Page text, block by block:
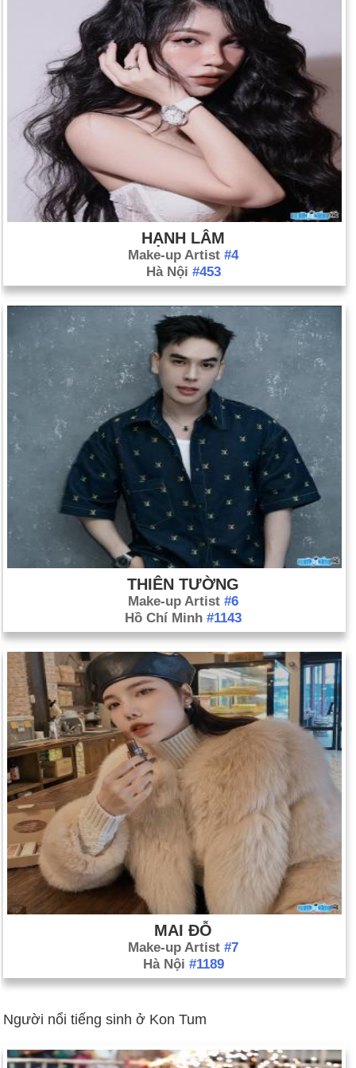
HẠNH LÂM
Make-up Artist #4
Hà Nội #453
THIÊN TƯỜNG
Make-up Artist #6
Hồ Chí Minh #1143
MAI ĐỖ
Make-up Artist #7
Hà Nội #1189
Người nổi tiếng sinh ở Kon Tum